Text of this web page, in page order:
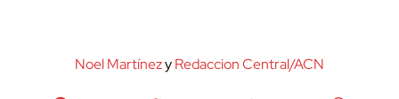
Noel MartínezyRedaccion Central/ACN